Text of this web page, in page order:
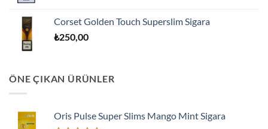
Corset Golden Touch Superslim Sigara
₺250,00
ÖNE ÇIKAN ÜRÜNLER
Oris Pulse Super Slims Mango Mint Sigara